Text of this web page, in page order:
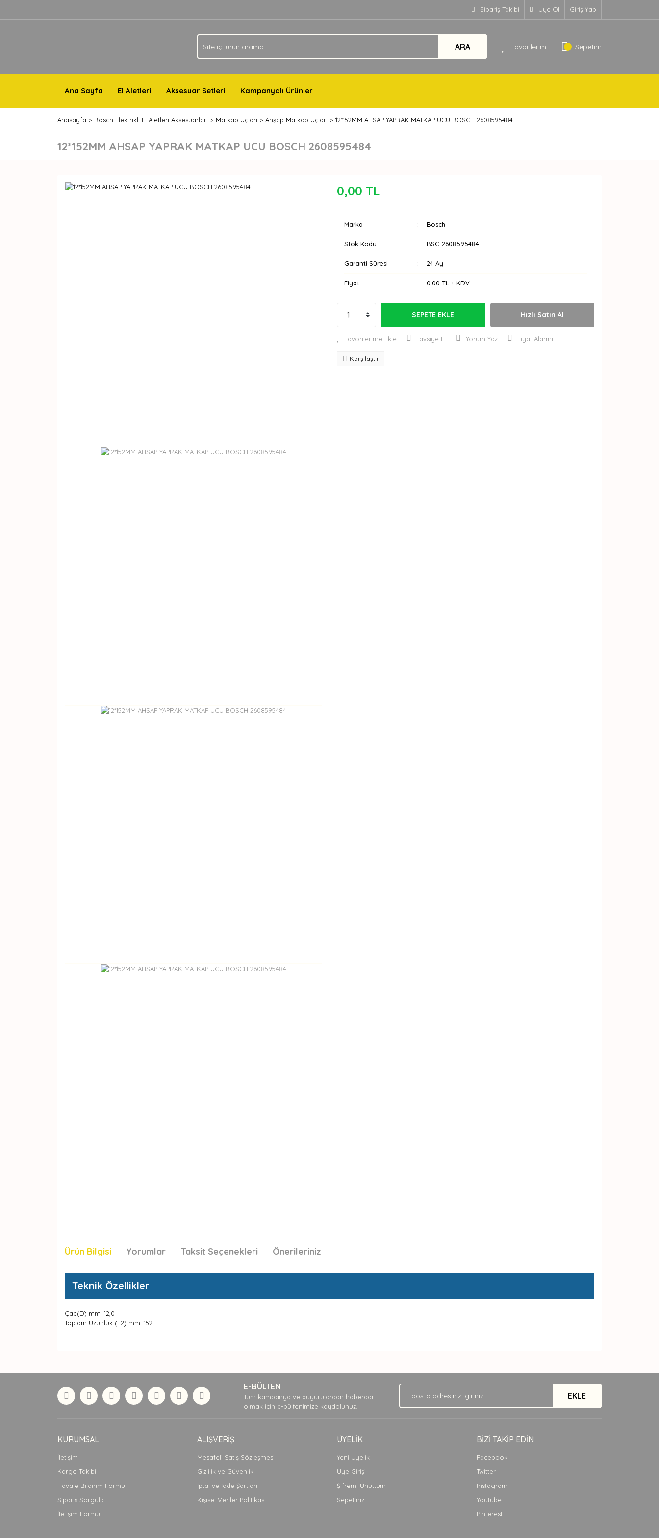
Sipariş Takibi Üye Ol Giriş Yap
ARA Favorilerim Sepetim
Ana Sayfa El Aletleri Aksesuar Setleri Kampanyalı Ürünler
Anasayfa Bosch Elektrikli El Aletleri Aksesuarları Matkap Uçları Ahşap Matkap Uçları 12*152MM AHSAP YAPRAK MATKAP UCU BOSCH 2608595484
12*152MM AHSAP YAPRAK MATKAP UCU BOSCH 2608595484
0,00 TL
Marka Bosch
Stok Kodu BSC-2608595484
Garanti Süresi 24 Ay
Fiyat 0,00 TL + KDV
SEPETE EKLE Hızlı Satın Al
Tavsiye Et Yorum Yaz Fiyat Alarmı
Karşılaştır
Ürün Bilgisi Yorumlar Taksit Seçenekleri Önerileriniz
Teknik Özellikler
Çap(D) mm: 12,0
Toplam Uzunluk (L2) mm: 152
Ürün açıklamasında eksik bilgiler bulunuyor.
Bu ürüne benzer farklı alternatifler olmalı.
Gönder
E-BÜLTEN
Tüm kampanya ve duyurulardan haberdar
olmak için e-bültenimize kaydolunuz.
EKLE
KURUMSAL
İletişim
Kargo Takibi
Havale Bildirim Formu
Sipariş Sorgula
İletişim Formu
ALIŞVERİŞ
Mesafeli Satış Sözleşmesi
Gizlilik ve Güvenlik
İptal ve İade Şartları
Kişisel Veriler Politikası
ÜYELİK
Yeni Üyelik
Üye Girişi
Şifremi Unuttum
Sepetiniz
BİZİ TAKİP EDİN
Facebook
Twitter
Instagram
Youtube
Pinterest